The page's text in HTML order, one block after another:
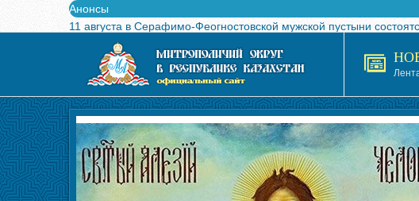
Анонсы
11 августа в Серафимо-Феогностовской мужской пустыни
Выпущен в свет буклет о проведении Международного турнира
Вышел в свет новый номер журнала «Свет Православия в
Вышла в свет монография «Управляющие Алма-Атинской
Алма-Атинская духовная семинария объявляет прием